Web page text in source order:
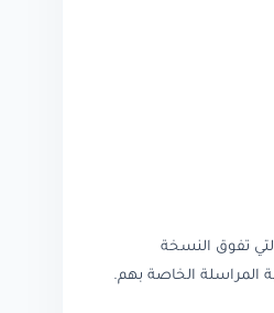
تفوق النسخة
المراسلة الخاصة بهم.